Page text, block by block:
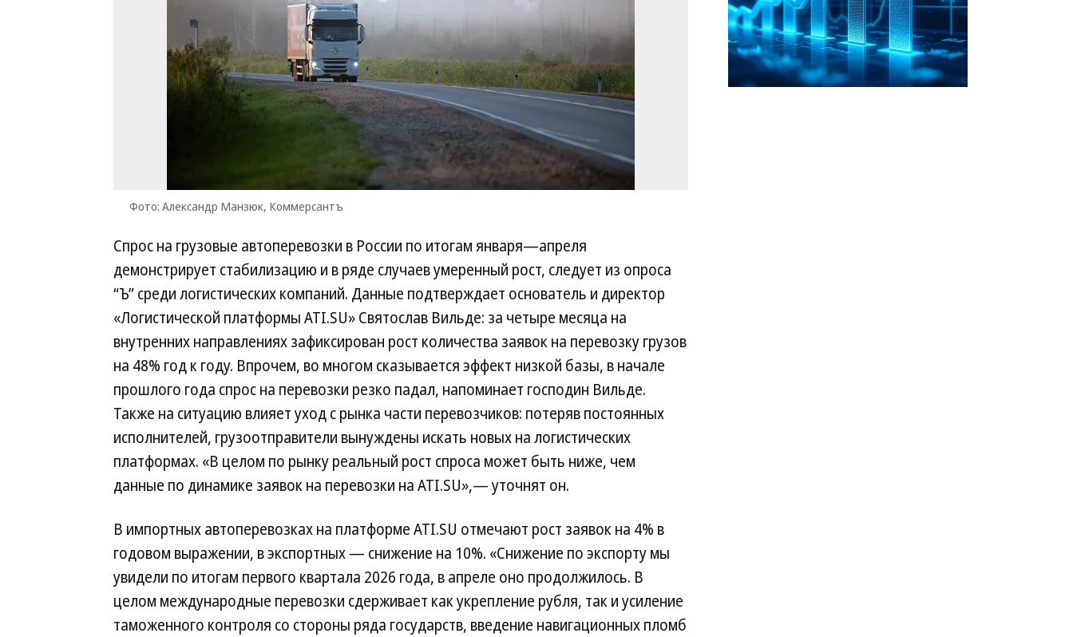
Фото: Александр Манзюк, Коммерсантъ
Спрос на грузовые автоперевозки в России по итогам января—апреля
демонстрирует стабилизацию и в ряде случаев умеренный рост, следует из опроса
“Ъ” среди логистических компаний. Данные подтверждает основатель и директор
«Логистической платформы ATI.SU» Святослав Вильде: за четыре месяца на
внутренних направлениях зафиксирован рост количества заявок на перевозку грузов
на 48% год к году. Впрочем, во многом сказывается эффект низкой базы, в начале
прошлого года спрос на перевозки резко падал, напоминает господин Вильде.
Также на ситуацию влияет уход с рынка части перевозчиков: потеряв постоянных
исполнителей, грузоотправители вынуждены искать новых на логистических
платформах. «В целом по рынку реальный рост спроса может быть ниже, чем
данные по динамике заявок на перевозки на ATI.SU»,— уточнят он.
В импортных автоперевозках на платформе ATI.SU отмечают рост заявок на 4% в
годовом выражении, в экспортных — снижение на 10%. «Снижение по экспорту мы
увидели по итогам первого квартала 2026 года, в апреле оно продолжилось. В
целом международные перевозки сдерживает как укрепление рубля, так и усиление
таможенного контроля со стороны ряда государств, введение навигационных пломб